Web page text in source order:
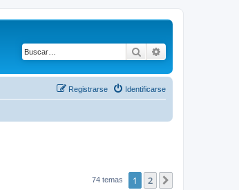
Buscar
Identificarse
Registrarse
74 temas 1 2